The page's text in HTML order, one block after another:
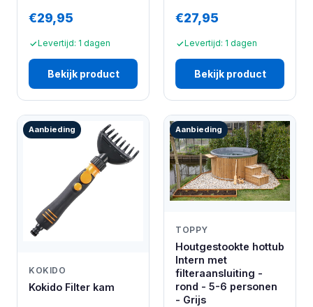
€29,95
Levertijd: 1 dagen
Bekijk product
€27,95
Levertijd: 1 dagen
Bekijk product
Aanbieding
KOKIDO
Kokido Filter kam
Aanbieding
TOPPY
Houtgestookte hottub
Intern met
filteraansluiting -
rond - 5-6 personen
- Grijs